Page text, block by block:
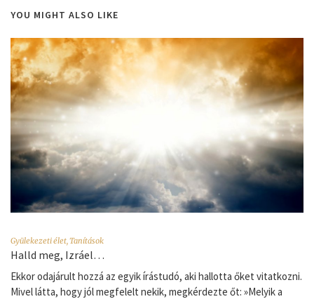
YOU MIGHT ALSO LIKE
Gyülekezeti élet Tanítások
Halld meg, Izráel…
Ekkor odajárult hozzá az egyik írástudó, aki hallotta őket vitatkozni.
Mivel látta, hogy jól megfelelt nekik, megkérdezte őt: »Melyik a